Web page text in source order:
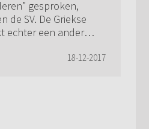
gesproken,
de SV. De Griekse
echter een ander
18-12-2017